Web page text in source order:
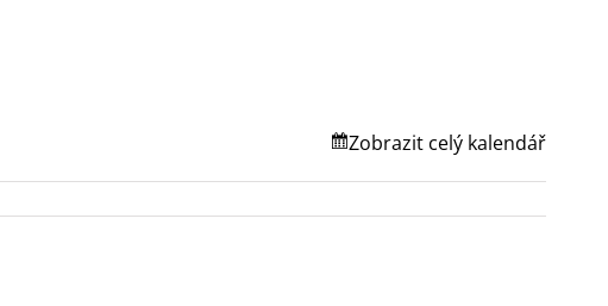
Zobrazit celý kalendář